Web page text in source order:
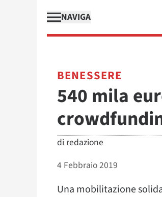
NAVIGA
BENESSERE
540 mila
di redazione
4 Febbraio 2019
Una mobilitazione